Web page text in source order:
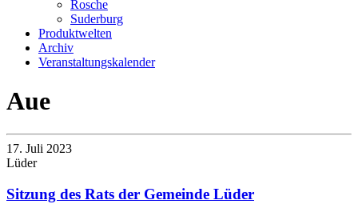
Rosche
Suderburg
Produktwelten
Archiv
Veranstaltungskalender
Aue
17. Juli 2023
Lüder
Sitzung des Rats der Gemeinde Lüder